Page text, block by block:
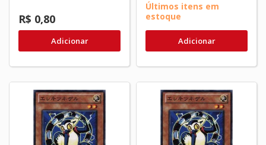
R$ 0,80
Adicionar
Últimos itens em
estoque
Adicionar